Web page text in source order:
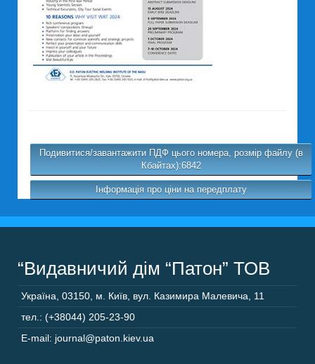
Подивитися/завантажити ПДФ цього номера, розмір файлу (в
Кбайтах):6842
Інформація про ціни на передплату
“Видавничий дім “Патон” ТОВ
Україна 03150 м. Київ, вул. Казимира Малевича, 11
тел.: (+38044) 205-23-90
E-mail: journal@paton.kiev.ua